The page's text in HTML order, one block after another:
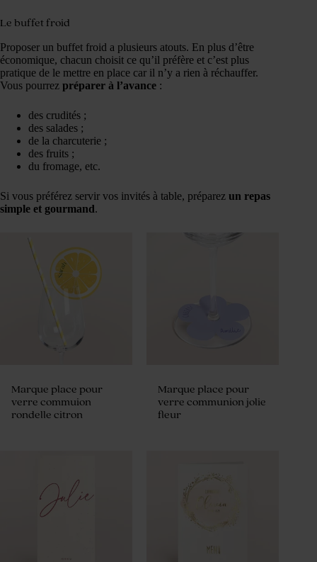
Le buffet froid
Proposer un buffet froid a plusieurs atouts. En plus d’être
économique, chacun choisit ce qu’il préfère et c’est plus
pratique de le mettre en place car il n’y a rien à réchauffer.
Vous pourrez préparer à l’avance :
des crudités ;
des salades ;
de la charcuterie ;
des fruits ;
du fromage, etc.
Si vous préférez servir vos invités à table, préparez un repas
simple et gourmand.
Marque place pour
verre commuion
rondelle citron
Marque place pour
verre communion jolie
fleur